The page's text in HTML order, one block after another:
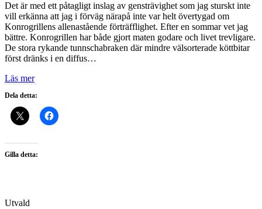
Det är med ett påtagligt inslag av gensträvighet som jag sturskt inte
vill erkänna att jag i förväg närapå inte var helt övertygad om
Konrogrillens allenastående förträfflighet. Efter en sommar vet jag
bättre. Konrogrillen har både gjort maten godare och livet trevligare.
De stora rykande tunnschabraken där mindre välsorterade köttbitar
först dränks i en diffus…
Läs mer
Dela detta:
Gilla detta:
Utvald